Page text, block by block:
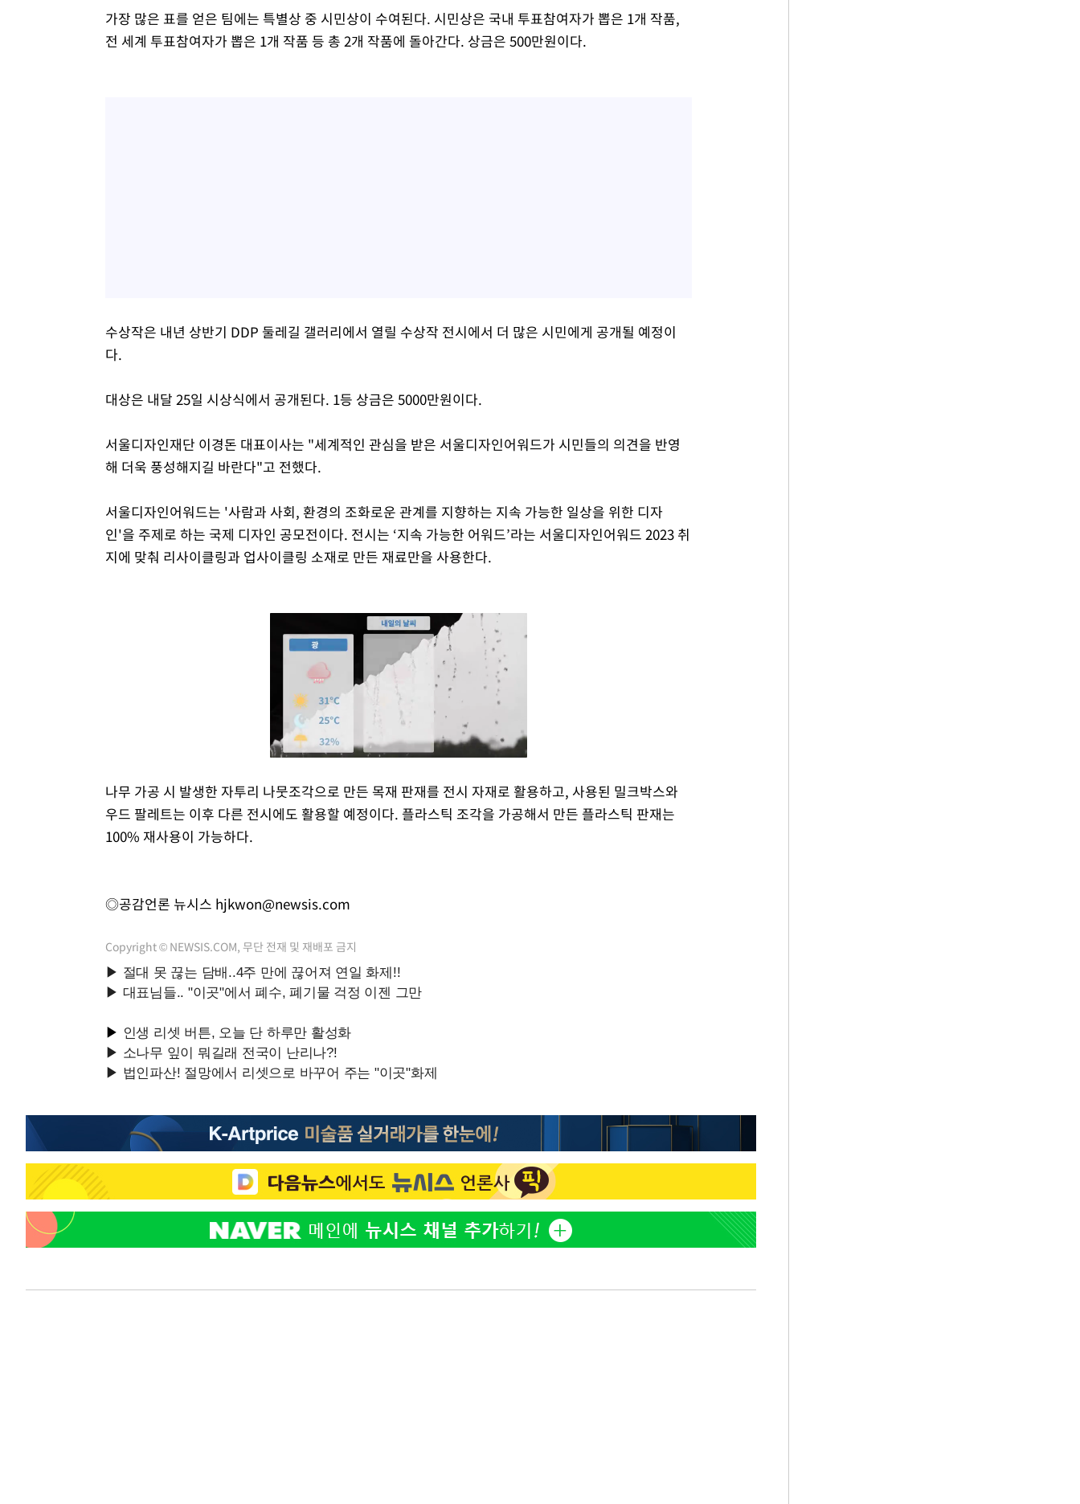
가장 많은 표를 얻은 팀에는 특별상 중 시민상이 수여된다. 시민상은 국내 투표참여자가 뽑은 1개 작품,
전 세계 투표참여자가 뽑은 1개 작품 등 총 2개 작품에 돌아간다. 상금은 500만원이다.
수상작은 내년 상반기 DDP 둘레길 갤러리에서 열릴 수상작 전시에서 더 많은 시민에게 공개될 예정이
다.
대상은 내달 25일 시상식에서 공개된다. 1등 상금은 5000만원이다.
서울디자인재단 이경돈 대표이사는 "세계적인 관심을 받은 서울디자인어워드가 시민들의 의견을 반영
해 더욱 풍성해지길 바란다"고 전했다.
서울디자인어워드는 '사람과 사회, 환경의 조화로운 관계를 지향하는 지속 가능한 일상을 위한 디자
인'을 주제로 하는 국제 디자인 공모전이다. 전시는 ‘지속 가능한 어워드’라는 서울디자인어워드 2023 취
지에 맞춰 리사이클링과 업사이클링 소재로 만든 재료만을 사용한다.
Mute
나무 가공 시 발생한 자투리 나뭇조각으로 만든 목재 판재를 전시 자재로 활용하고, 사용된 밀크박스와
우드 팔레트는 이후 다른 전시에도 활용할 예정이다. 플라스틱 조각을 가공해서 만든 플라스틱 판재는
100% 재사용이 가능하다.
◎공감언론 뉴시스 hjkwon@newsis.com
Copyright © NEWSIS.COM, 무단 전재 및 재배포 금지